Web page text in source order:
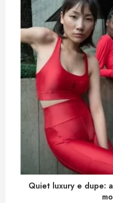
I
n
s
t
Quiet luxury e dupe: